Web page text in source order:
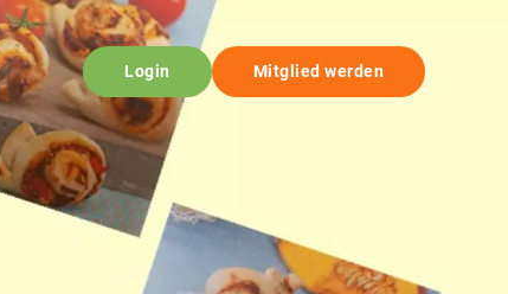
Login Mitglied werden